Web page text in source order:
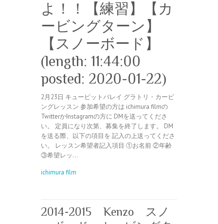
よ！！【練習】【カ
ービングターン】
【スノーボード】
(length: 11:44:00
posted: 2020-01-22)
2月23日 キューピットバレイ グラトリ・カービ
ングレッスン 参加希望の方は ichimura filmの
TwitterかInstagramの方に DMを送ってくださ
い。 定員になり次第、募集を終了します。 DM
を送る際、以下の項目を 記入の上送ってくださ
い。 レッスン希望者記入項目 ①お名前 ②年齢
③希望レッ…
ichimura film
2014-2015 Kenzo スノ